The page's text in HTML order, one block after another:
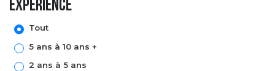
expérience
Tout
5 ans à 10 ans +
2 ans à 5 ans